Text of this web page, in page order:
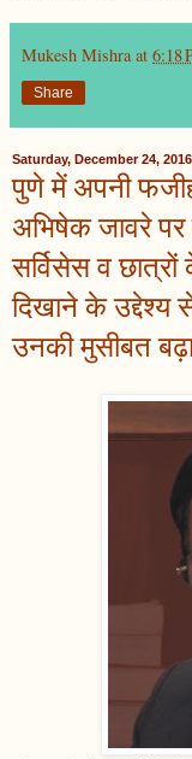
Mukesh Mishra at 6:18
Share
Saturday, December 24, 2016
पुणे में अपनी
अभिषेक जावरे
सर्विसेस व
दिखाने के
उनकी मुसीबत